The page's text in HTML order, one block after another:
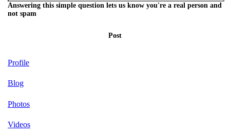
Answering this simple question lets us know you're a real person and
not spam
Post
Profile
Blog
Photos
Videos